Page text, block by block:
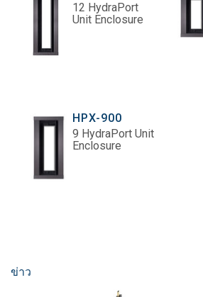
12 HydraPort
Unit Enclosure
HPX-900
9 HydraPort Unit
Enclosure
ข่าว